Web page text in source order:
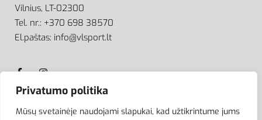
Privatumo politika
Mūsų svetainėje naudojami slapukai, kad užtikrintume jums
Vilnius, LT-02300
Tel. nr.: +370 698 38570
El.paštas: info@vlsport.lt
ATSISKAITYMAS